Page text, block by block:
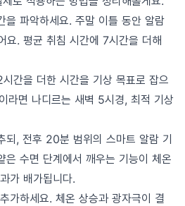
을 파악하세요. 주말 이틀 동안 알람
요. 평균 취침 시간에 7시간을 더해
간을 더한 시간을 기상 목표로 잡으
라면 나디르는 새벽 5시경, 최적 기상
되, 전후 20분 범위의 스마트 알람 기
은 수면 단계에서 깨우는 기능이 체온
가 배가됩니다.
가하세요. 체온 상승과 광자극이 결